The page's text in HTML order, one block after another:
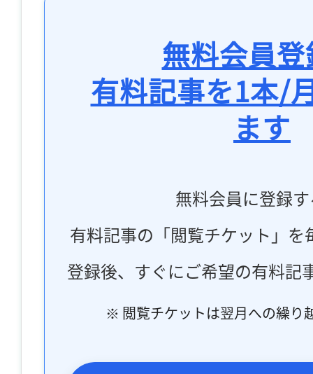
無料会員
有料記事を1本/
ます
無料会員に登録
有料記事の「閲覧チケット」
登録後、すぐにご希望の有料記
※ 閲覧チケットは翌月への繰り